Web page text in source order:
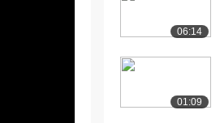
06:14
01:09